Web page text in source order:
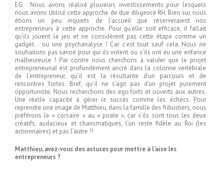
EG : Nous avons réalisé plusieurs investissements pour lesquels
nous avons utilisé cette approche de due diligence RH. Bien sur, nous
étions un peu inquiets de l’accueil que réserveraient nos
entrepreneurs à cette approche. Pour qu’elle soit efficace, il fallait
qu’ils jouent le jeu et ne considèrent pas cette étape comme un
gadget… ou une psychanalyse ! Car c’est tout sauf cela. Nous ne
souhaitons pas savoir pour qui ils votent ou s’ils ont eu une enfance
malheureuse ! Par contre nous cherchons à valider que le projet
entrepreneurial est profondément ancré dans la colonne vertébrale
de l’entrepreneur, qu’il est la résultante d’un parcours et de
rencontres fortes. Bref, qu’il ne s’agit pas d’un projet purement
opportuniste. Nous recherchons des ego forts et ouverts aux autres.
Une réelle capacité à gérer le succès comme les échecs. Pour
reprendre une image de Matthieu, dans la famille des flibustiers, nous
préférons le « corsaire » au « pirate », car s’ils sont tous les deux
créatifs, audacieux et charismatiques, l’un reste fidèle au Roi (les
actionnaires) et pas l’autre !!
Matthieu, avez-vous des astuces pour mettre à l’aise les
entrepreneurs ?